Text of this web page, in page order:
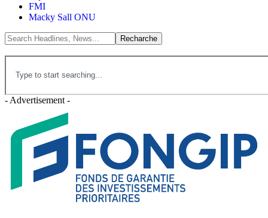
FMI
Macky Sall ONU
- Advertisement -